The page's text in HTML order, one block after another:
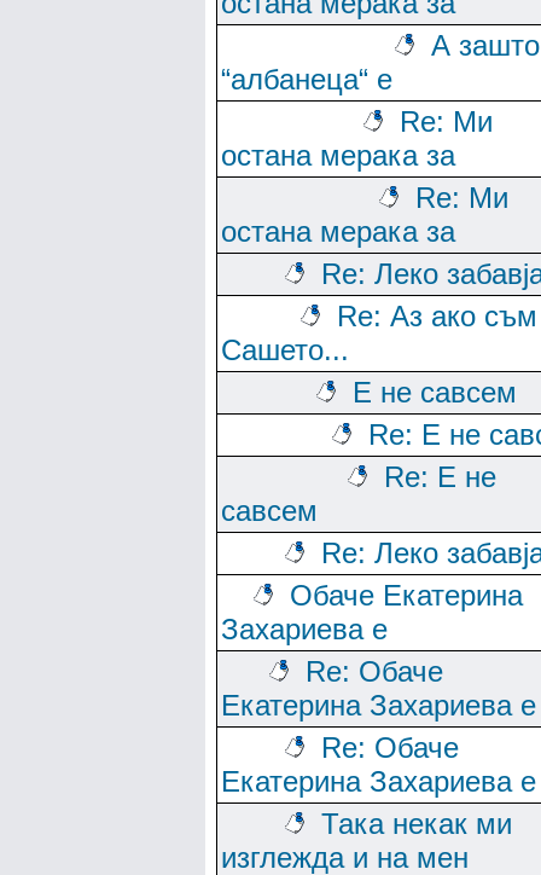
А зашто
“албанеца“ е
Re: Ми
остана мерака за
Re: Ми
остана мерака за
Re: Леко
Re: Аз ако
Сашето...
Е не савсем
Re: Е не
Re: Е не
савсем
Re: Леко
Обаче Екатерина
Захариева е
Re: Обаче
Екатерина Захариева е
Re: Обаче
Екатерина Захариева е
Така некак ми
изглежда и на мен